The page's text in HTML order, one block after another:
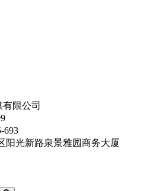
限公司
693
阳光新路泉景雅园商务大厦